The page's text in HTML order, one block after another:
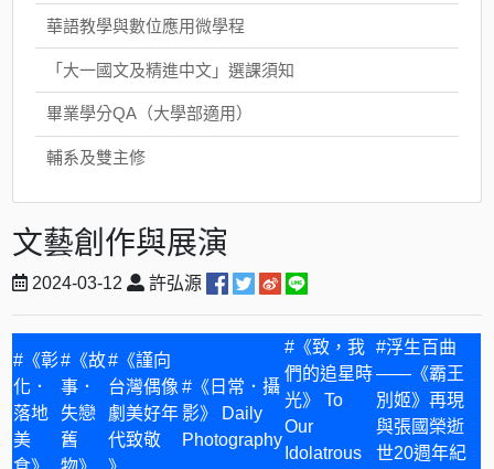
華語教學與數位應用微學程
「大一國文及精進中文」選課須知
畢業學分QA（大學部適用）
輔系及雙主修
文藝創作與展演
2024-03-12 許弘源
#《彰
化．
落地
美
#《故
事．
失戀
舊
#《謹向
台灣偶像
劇美好年
代致敬
#《日常．攝
影》 Daily
Photography
#《致，我
們的追星時
光》 To
Our
Idolatrous
#浮生百曲
——《霸王
別姬》再現
與張國榮逝
世20週年紀